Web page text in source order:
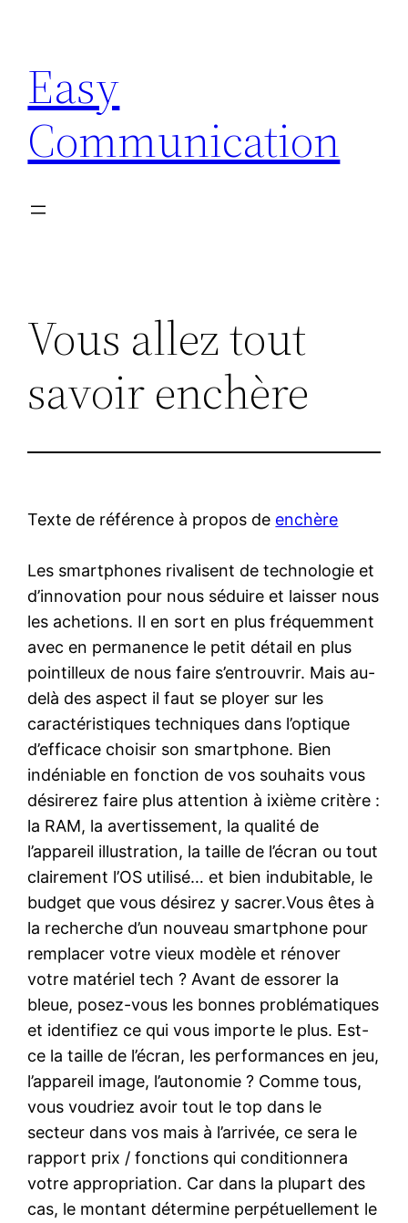
contenu
Easy
Communication
Vous allez tout
savoir enchère
Texte de référence à propos de enchère
Les smartphones rivalisent de technologie et
d’innovation pour nous séduire et laisser nous
les achetions. Il en sort en plus fréquemment
avec en permanence le petit détail en plus
pointilleux de nous faire s’entrouvrir. Mais au-
delà des aspect il faut se ployer sur les
caractéristiques techniques dans l’optique
d’efficace choisir son smartphone. Bien
indéniable en fonction de vos souhaits vous
désirerez faire plus attention à ixième critère :
la RAM, la avertissement, la qualité de
l’appareil illustration, la taille de l’écran ou tout
clairement l’OS utilisé… et bien indubitable, le
budget que vous désirez y sacrer.Vous êtes à
la recherche d’un nouveau smartphone pour
remplacer votre vieux modèle et rénover
votre matériel tech ? Avant de essorer la
bleue, posez-vous les bonnes problématiques
et identifiez ce qui vous importe le plus. Est-
ce la taille de l’écran, les performances en jeu,
l’appareil image, l’autonomie ? Comme tous,
vous voudriez avoir tout le top dans le
secteur dans vos mais à l’arrivée, ce sera le
rapport prix / fonctions qui conditionnera
votre appropriation. Car dans la plupart des
cas, le montant détermine perpétuellement le